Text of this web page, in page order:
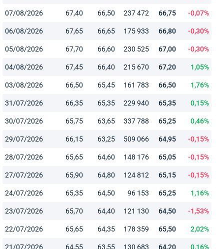
07/08/2026 67,40 66,50 237 472 66,75 -0,07%
06/08/2026 67,65 66,65 175 933 66,80 -0,30%
05/08/2026 67,70 66,60 230 525 67,00 -0,30%
04/08/2026 67,45 66,40 215 670 67,20 1,05%
03/08/2026 66,50 65,45 161 783 66,50 1,76%
31/07/2026 66,35 65,35 229 940 65,35 0,15%
30/07/2026 65,75 63,65 337 788 65,25 0,46%
29/07/2026 66,15 63,25 509 066 64,95 -0,15%
28/07/2026 65,65 64,60 148 176 65,05 -0,15%
27/07/2026 65,90 64,80 124 812 65,15 -0,15%
24/07/2026 65,35 64,50 96 153 65,25 1,16%
23/07/2026 65,70 64,40 121 130 64,50 -1,53%
22/07/2026 65,65 64,35 178 359 65,50 2,02%
21/07/2026 64,55 63,55 130 683 64,20 0,16%